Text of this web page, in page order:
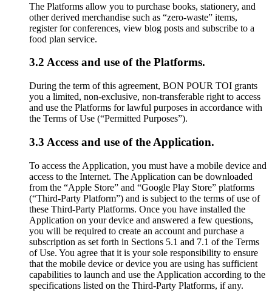
The Platforms allow you to purchase books, stationery, and
other derived merchandise such as “zero-waste” items,
register for conferences, view blog posts and subscribe to a
food plan service.
3.2 Access and use of the Platforms.
During the term of this agreement, BON POUR TOI grants
you a limited, non-exclusive, non-transferable right to access
and use the Platforms for lawful purposes in accordance with
the Terms of Use (“Permitted Purposes”).
3.3 Access and use of the Application.
To access the Application, you must have a mobile device and
access to the Internet. The Application can be downloaded
from the “Apple Store” and “Google Play Store” platforms
(“Third-Party Platform”) and is subject to the terms of use of
these Third-Party Platforms. Once you have installed the
Application on your device and answered a few questions,
you will be required to create an account and purchase a
subscription as set forth in Sections 5.1 and 7.1 of the Terms
of Use. You agree that it is your sole responsibility to ensure
that the mobile device or device you are using has sufficient
capabilities to launch and use the Application according to the
specifications listed on the Third-Party Platforms, if any.